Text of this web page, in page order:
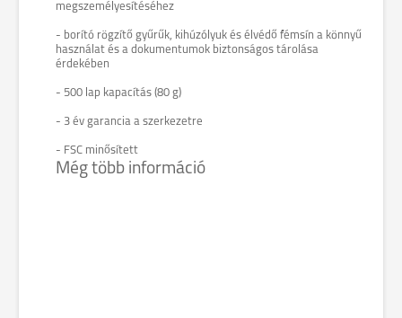
megszemélyesítéséhez
- borító rögzítő gyűrűk, kihúzólyuk és élvédő fémsín a könnyű
használat és a dokumentumok biztonságos tárolása
érdekében
- 500 lap kapacítás (80 g)
- 3 év garancia a szerkezetre
- FSC minősített
Még több információ